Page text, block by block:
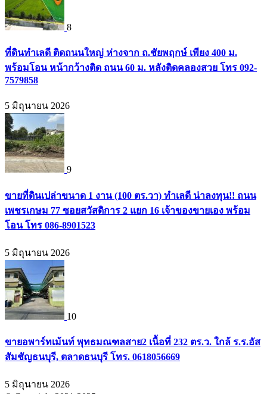
8
ที่ดินทำเลดี ติดถนนใหญ่ ห่างจาก ถ.ชัยพฤกษ์ เพียง 400 ม.
พร้อมโอน หน้ากว้างติด ถนน 60 ม. หลังติดคลองสวย โทร 092-
7579858
5 มิถุนายน 2026
9
ขายที่ดินเปล่าขนาด 1 งาน (100 ตร.วา) ทำเลดี น่าลงทุน!! ถนน
เพชรเกษม 77 ซอยสวัสดิการ 2 แยก 16 เจ้าของขายเอง พร้อม
โอน โทร 086-8901523
5 มิถุนายน 2026
10
ขายอพาร์ทเม้นท์ พุทธมณฑลสาย2 เนื้อที่ 232 ตร.ว. ใกล้ ร.ร.อัส
สัมชัญธนบุรี, ตลาดธนบุรี โทร. 0618056669
5 มิถุนายน 2026